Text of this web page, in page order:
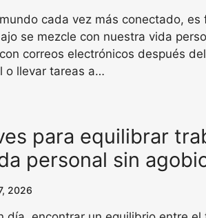
cada vez más conectado, es
se mezcle con nuestra vida
correos electrónicos después
o llevar tareas a…
para equilibrar
personal sin
2026